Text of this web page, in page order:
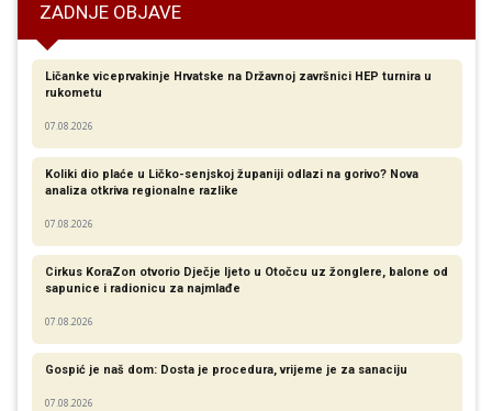
ZADNJE OBJAVE
Ličanke viceprvakinje Hrvatske na Državnoj završnici HEP turnira u
rukometu
07.08.2026
Koliki dio plaće u Ličko-senjskoj županiji odlazi na gorivo? Nova
analiza otkriva regionalne razlike​
07.08.2026
Cirkus KoraZon otvorio Dječje ljeto u Otočcu uz žonglere, balone od
sapunice i radionicu za najmlađe
07.08.2026
Gospić je naš dom: Dosta je procedura, vrijeme je za sanaciju
07.08.2026